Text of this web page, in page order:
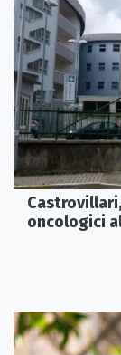
oncologici